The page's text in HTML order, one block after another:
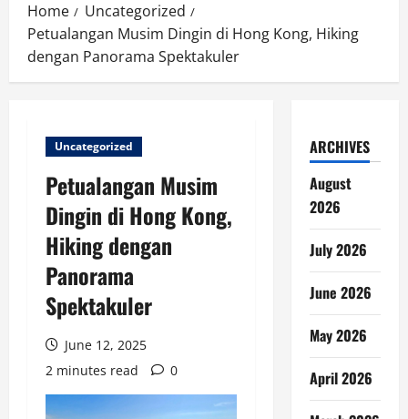
Home
Uncategorized
Petualangan Musim Dingin di Hong Kong, Hiking
dengan Panorama Spektakuler
Uncategorized
Petualangan Musim
Dingin di Hong Kong,
Hiking dengan
Panorama
Spektakuler
June 12, 2025
2 minutes read
0
ARCHIVES
August
2026
July 2026
June 2026
May 2026
April 2026